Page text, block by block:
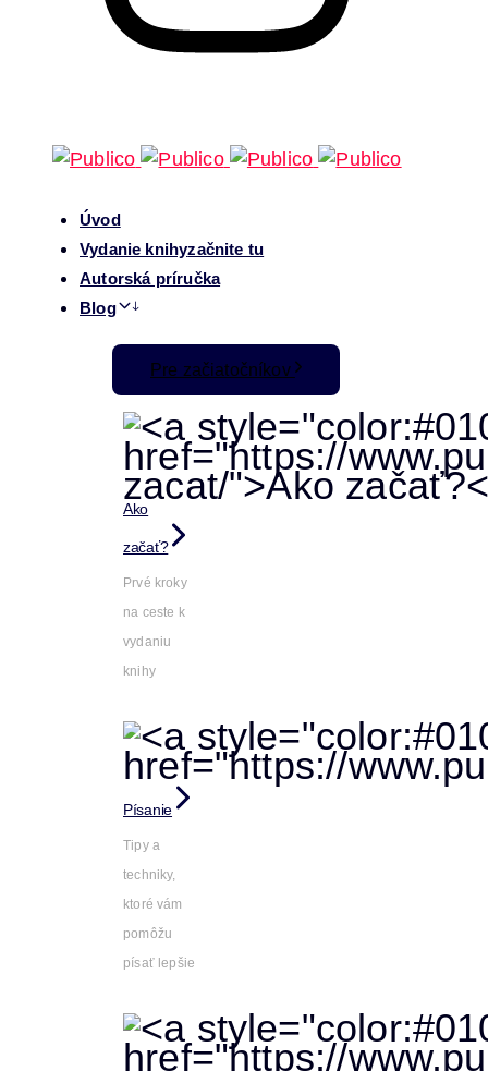
Úvod
Vydanie knihyzačnite tu
Autorská príručka
Blog
Pre začiatočníkov
Ako
začať?
Prvé kroky
na ceste k
vydaniu
knihy
Písanie
Tipy a
techniky,
ktoré vám
pomôžu
písať lepšie